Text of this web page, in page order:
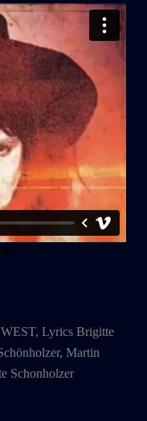
Lyrics Brigitte
Martin
Schonholzer